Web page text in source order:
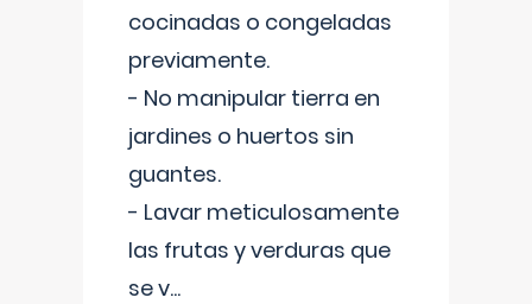
cocinadas o congeladas
previamente.
- No manipular tierra en
jardines o huertos sin
guantes.
- Lavar meticulosamente
las frutas y verduras que
se v...